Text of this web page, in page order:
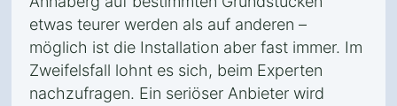
etwas teurer werden als auf anderen –
möglich ist die Installation aber fast immer. Im
Zweifelsfall lohnt es sich, beim Experten
nachzufragen. Ein seriöser Anbieter wird